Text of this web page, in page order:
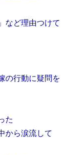
など理由つけて
の行動に疑問を
た
から涙流して